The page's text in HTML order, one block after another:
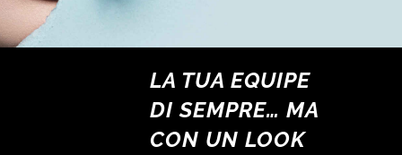
LA TUA EQUIPE
DI SEMPRE… MA
CON UN LOOK